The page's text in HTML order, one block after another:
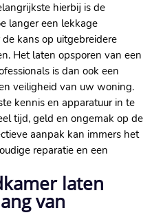
hierbij is de
langer een lekkage
kans op uitgebreidere
Het laten opsporen van een
is dan ook een
veiligheid van uw woning.
kennis en apparatuur in te
tijd, geld en ongemak op de
aanpak kan immers het
reparatie en een
laten
van